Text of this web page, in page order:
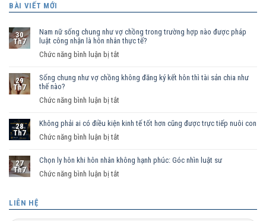
BÀI VIẾT MỚI
30
Th7
Nam nữ sống chung như vợ chồng trong trường hợp nào được pháp
luật công nhận là hôn nhân thực tế?
Chức năng bình luận bị tắt
nữ
vợ
trường
pháp
29
Th7
Sống chung như vợ chồng không đăng ký kết hôn thì tài sản chia như
thế nào?
Chức năng bình luận bị tắt
chung
chồng
hôn
28
Th7
Không phải ai có điều kiện kinh tế tốt hơn cũng được trực tiếp nuôi con
Chức năng bình luận bị tắt
phải
kiện
27
Th7
Chọn ly hôn khi hôn nhân không hạnh phúc: Góc nhìn luật sư
Chức năng bình luận bị tắt
hôn
LIÊN HỆ